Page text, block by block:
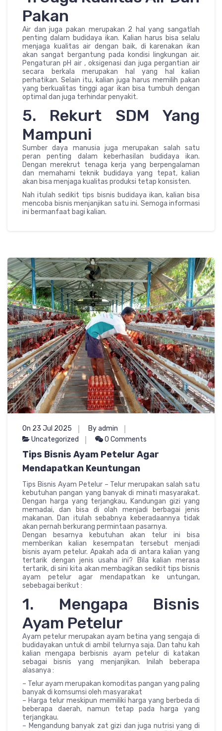
Pakan
Air dan juga pakan merupakan 2 hal yang sangatlah
penting dalam budidaya ikan. Kalian harus bisa selalu
menjaga kualitas air dengan baik, di karenakan ikan
akan sangat bergantung pada kondisi lingkungan air.
Pengaturan pH air , oksigenasi dan juga pergantian air
secara berkala merupakan hal yang hal kalian
perhatikan. Selain itu, kalian juga harus memilih pakan
yang berkualitas tinggi agar ikan bisa tumbuh dengan
optimal dan juga terhindar penyakit.
5. Rekurt SDM Yang
Mampuni
Sumber daya manusia juga merupakan salah satu
peran penting dalam keberhasilan budidaya ikan.
Dengan merekrut tenaga kerja yang berpengalaman
dan memahami teknik budidaya yang tepat, kalian
akan bisa menjaga kualitas produksi tetap konsisten.
Nah itulah sedikit tips bisnis budidaya ikan, kalian bisa
mencoba bisnis menjanjikan satu ini. Semoga informasi
ini bermanfaat bagi kalian.
On 23 Jul 2025
By admin
Uncategorized
0 Comments
Tips Bisnis Ayam Petelur Agar
Mendapatkan Keuntungan
Tips Bisnis Ayam Petelur – Telur merupakan salah satu
kebutuhan pangan yang banyak di minati masyarakat.
Dengan harga yang terjangkau, Kandungan gizi yang
memadai, dan bisa di olah menjadi berbagai jenis
makanan. Dan itulah sebabnya keberadaannya tidak
akan pernah berkurang permintaan pasarnya.
Dengan besarnya kebutuhan akan telur ini bisa
memberikan kalian kesempatan tersebut menjadi
bisnis ayam petelur. Apakah ada di antara kalian yang
tertarik dengan jenis usaha ini? Bila kalian merasa
tertarik, di sini kita akan membagikan sedikit tips bisnis
ayam petelur agar mendapatkan ke untungan,
sebebagai berikut :
1. Mengapa Bisnis
Ayam Petelur
Ayam petelur merupakan ayam betina yang sengaja di
budidayakan untuk di ambil telurnya saja. Dan tahu kah
kalian mengapa berbisnis ayam petelur di katakan
sebagai bisnis yang menjanjikan. Inilah beberapa
alasanya :
– Telur ayam merupakan komoditas pangan yang paling
banyak di komsumsi oleh masyarakat
– Harga telur meskipun memiliki harga yang berbeda di
beberapa daerah, namun tetap pada harga yang
terjangkau.
– Mengandung banyak zat gizi dan juga nutrisi yang di